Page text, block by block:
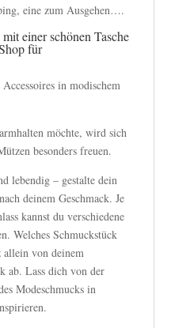
eine zum Ausgehen….
einer schönen Tasche
für
in modischem
möchte, wird sich
besonders freuen.
lebendig – gestalte dein
deinem Geschmack. Je
kannst du verschiedene
Welches Schmuckstück
allein von deinem
ab. Lass dich von der
Modeschmucks in